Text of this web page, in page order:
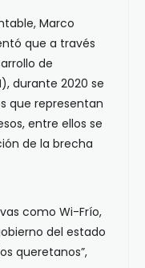
Marco
que a través
de
durante 2020 se
que representan
entre ellos se
de la brecha
como Wi-Frío,
del estado
queretanos”,